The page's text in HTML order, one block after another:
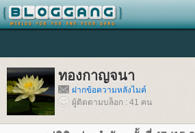
ทองกาญจนา
ฝากข้อความหลังไมค์
ผู้ติดตามบล็อก : 41 คน